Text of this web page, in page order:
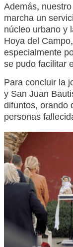
Además,
marcha un
núcleo urbano y
Hoya del
especialmente
se pudo facilitar
Para concluir la
y San Juan
difuntos, orando
personas